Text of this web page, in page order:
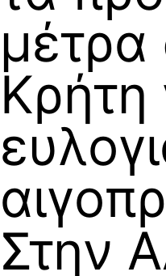
μέτρα
Κρήτη
Στην